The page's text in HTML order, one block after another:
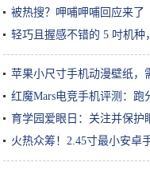
被热搜？呷哺呷哺回应来了
轻巧且握感不错的 5 吋机种
苹果小尺寸手机动漫壁纸，
红魔Mars电竞手机评测：
育学园爱眼日：关注并保护
火热众筹！2.45寸最小安卓